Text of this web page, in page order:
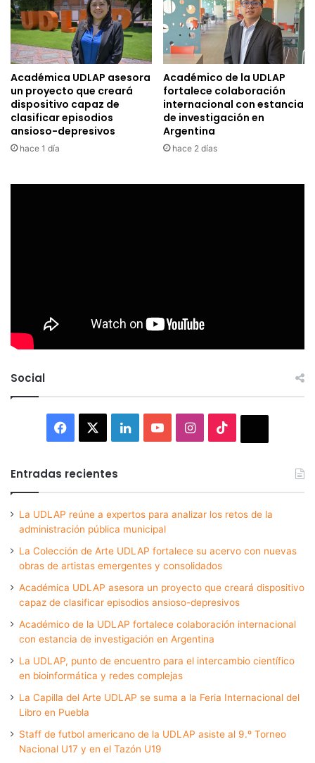
Académica UDLAP asesora
un proyecto que creará
dispositivo capaz de
clasificar episodios
ansioso-depresivos
hace 1 día
Académico de la UDLAP
fortalece colaboración
internacional con estancia
de investigación en
Argentina
hace 2 días
Social
Facebook LinkedInYouTubeInstagram
Entradas recientes
La UDLAP reúne a expertos para analizar los retos de la
administración pública municipal
La Colección de Arte UDLAP fortalece su acervo con nuevas
obras de artistas emergentes y consolidados
Académica UDLAP asesora un proyecto que creará dispositivo
capaz de clasificar episodios ansioso-depresivos
Académico de la UDLAP fortalece colaboración internacional
con estancia de investigación en Argentina
La UDLAP, punto de encuentro para el intercambio científico
en bioinformática y redes complejas
La Capilla del Arte UDLAP se suma a la Feria Internacional del
Libro en Puebla
Staff de futbol americano de la UDLAP asiste al 9.º Torneo
Nacional U17 y en el Tazón U19